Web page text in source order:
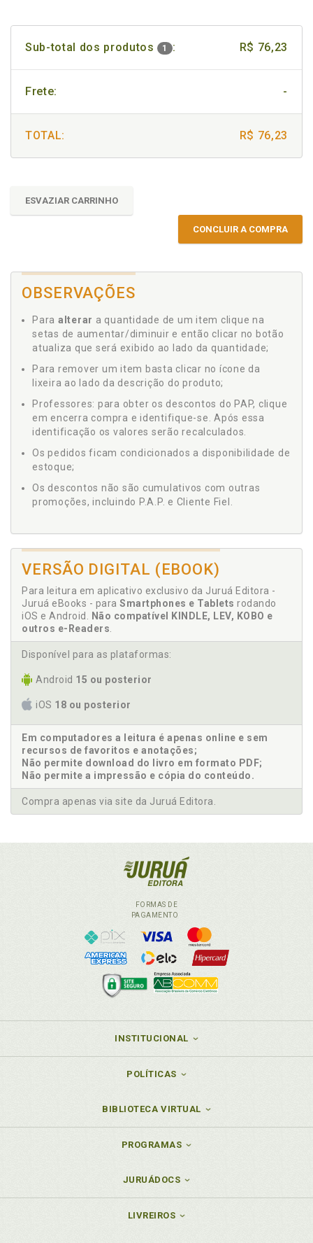
Sub-total dos produtos 1 : R$ 76,23
Frete: -
TOTAL: R$ 76,23
ESVAZIAR CARRINHO
CONCLUIR A COMPRA
OBSERVAÇÕES
Para alterar a quantidade de um item clique na
setas de aumentar/diminuir e então clicar no botão
atualiza que será exibido ao lado da quantidade;
Para remover um item basta clicar no ícone da
lixeira ao lado da descrição do produto;
Professores: para obter os descontos do PAP, clique
em encerra compra e identifique-se. Após essa
identificação os valores serão recalculados.
Os pedidos ficam condicionados a disponibilidade de
estoque;
Os descontos não são cumulativos com outras
promoções, incluindo P.A.P. e Cliente Fiel.
VERSÃO DIGITAL (EBOOK)
Para leitura em aplicativo exclusivo da Juruá Editora -
Juruá eBooks - para Smartphones e Tablets rodando
iOS e Android.
Não compatível KINDLE, LEV, KOBO e
outros e-Readers
Disponível para as plataformas:
Android 15 ou posterior
iOS 18 ou posterior
Em computadores a leitura é apenas online e sem
recursos de favoritos e anotações;
Não permite download do livro em formato PDF;
Não permite a impressão e cópia do conteúdo.
Compra apenas via site da Juruá Editora.
FORMAS DE
PAGAMENTO
INSTITUCIONAL
POLÍTICAS
BIBLIOTECA VIRTUAL
PROGRAMAS
JURUÁDOCS
LIVREIROS